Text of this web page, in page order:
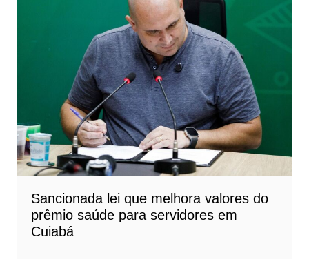
Sancionada lei que melhora valores do
prêmio saúde para servidores em
Cuiabá